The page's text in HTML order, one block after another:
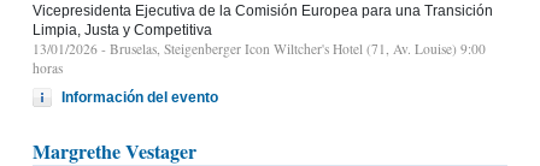
Vicepresidenta Ejecutiva de la Comisión Europea para una Transición
Limpia, Justa y Competitiva
13/01/2026 - Bruselas, Steigenberger Icon Wiltcher's Hotel (71, Av. Louise) 9:00
horas
Información del evento
Margrethe Vestager